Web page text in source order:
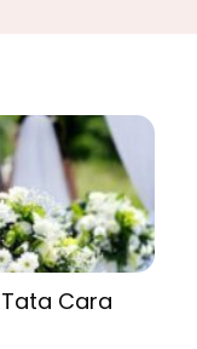
Cara